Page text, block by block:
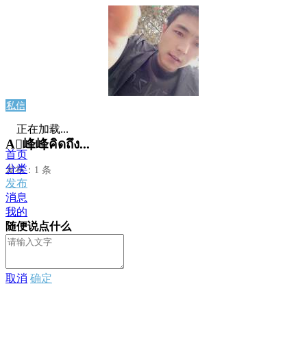
私信
A峰峰คิดถึง...
发布：1 条
正在加载...
首页
分类
发布
消息
我的
随便说点什么
取消 确定